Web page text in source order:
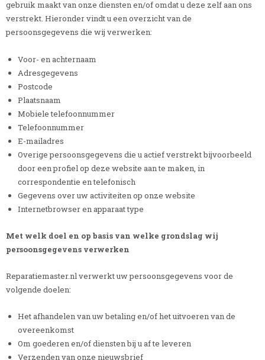
gebruik maakt van onze diensten en/of omdat u deze zelf aan ons
verstrekt. Hieronder vindt u een overzicht van de
persoonsgegevens die wij verwerken:
Voor- en achternaam
Adresgegevens
Postcode
Plaatsnaam
Mobiele telefoonnummer
Telefoonnummer
E-mailadres
Overige persoonsgegevens die u actief verstrekt bijvoorbeeld
door een profiel op deze website aan te maken, in
correspondentie en telefonisch
Gegevens over uw activiteiten op onze website
Internetbrowser en apparaat type
Met welk doel en op basis van welke grondslag wij
persoonsgegevens verwerken
Reparatiemaster.nl verwerkt uw persoonsgegevens voor de
volgende doelen:
Het afhandelen van uw betaling en/of het uitvoeren van de
overeenkomst
Om goederen en/of diensten bij u af te leveren
Verzenden van onze nieuwsbrief